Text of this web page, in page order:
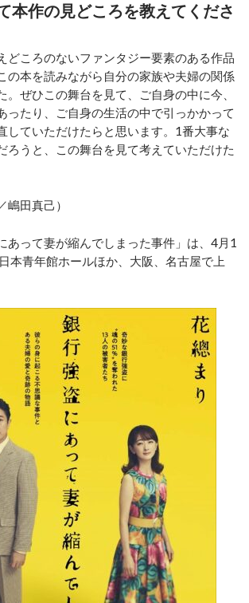
本作の見どころを教えてくださ
ころのないファンタジー要素のある作品
の本を読みながら自分の家族や夫婦の関係
。ぜひこの舞台を見て、ご自身の中に今、
ったり、ご自身の生活の中で引っかかって
していただけたらと思います。1番大事な
ろうと、この舞台を見て考えていただけた
嶋田真己）
って妻が縮んでしまった事件」は、4月1
本青年館ホールほか、大阪、名古屋で上